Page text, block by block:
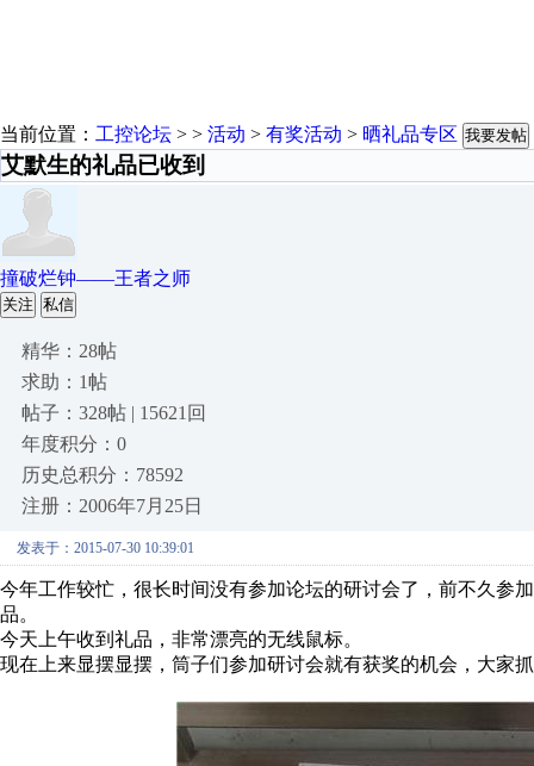
当前位置： 工控论坛 > > 活动 > 有奖活动 > 晒礼品专区 我要发帖
艾默生的礼品已收到
撞破烂钟——王者之师
关注 私信
精华：28帖
求助：1帖
帖子：328帖 | 15621回
年度积分：0
历史总积分：78592
注册：2006年7月25日
发表于：2015-07-30 10:39:01
今年工作较忙，很长时间没有参加论坛的研讨会了，前不久参
品。
今天上午收到礼品，非常漂亮的无线鼠标。
现在上来显摆显摆，筒子们参加研讨会就有获奖的机会，大家